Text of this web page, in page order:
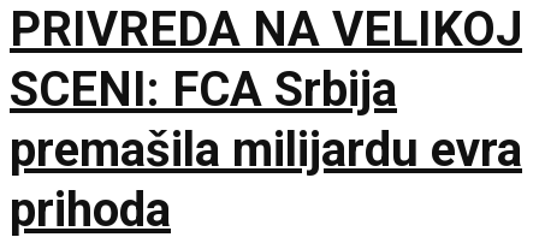
PRIVREDA NA VELIKOJ
SCENI: FCA Srbija
premašila milijardu evra
prihoda